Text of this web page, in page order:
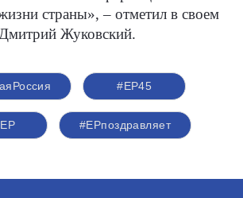
страны», – отметил в своем
Жуковский.
#ЕР45
#ЕРпоздравляет